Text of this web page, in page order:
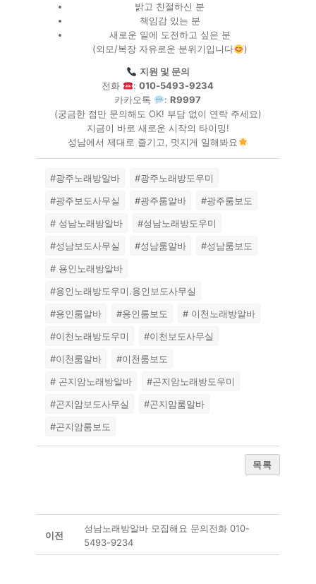
밝고 친절하신 분
책임감 있는 분
새로운 일에 도전하고 싶은 분
(외모/복장 자유로운 분위기입니다
)
지원 및 문의
전화
:010-5493-9234
카카오톡
:R9997
(궁금한 점만 문의해도 OK! 부담 없이 연락 주세요)
지금이 바로 새로운 시작의 타이밍!
성남에서 제대로 즐기고, 멋지게 일해봐요
#광주노래방알바
#광주노래방도우미
#광주보도사무실
#광주룸알바
#광주룸보도
# 성남노래방알바
#성남노래방도우미
#성남보도사무실
#성남룸알바
#성남룸보도
# 용인노래방알바
#용인노래방도우미.용인보도사무실
#용인룸알바
#용인룸보도
# 이천노래방알바
#이천노래방도우미
#이천보도사무실
#이천룸알바
#이천룸보도
# 곤지암노래방알바
#곤지암노래방도우미
#곤지암보도사무실
#곤지암룸알바
#곤지암룸보도
목록
이전
성남노래방알바 모집해요 문의전화 010-
5493-9234